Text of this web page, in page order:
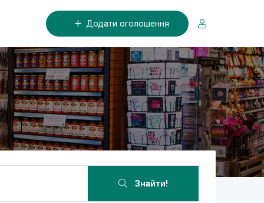
Додати оголошення
Знайти!